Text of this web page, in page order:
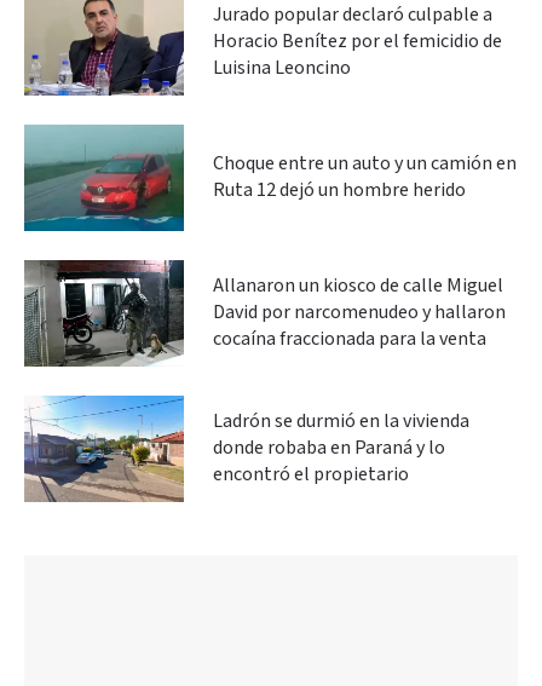
Jurado popular declaró culpable a
Horacio Benítez por el femicidio de
Luisina Leoncino
Choque entre un auto y un camión en
Ruta 12 dejó un hombre herido
Allanaron un kiosco de calle Miguel
David por narcomenudeo y hallaron
cocaína fraccionada para la venta
Ladrón se durmió en la vivienda
donde robaba en Paraná y lo
encontró el propietario